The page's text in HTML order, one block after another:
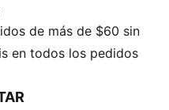
con la firma PUMA
de más de $60 sin
en todos los pedidos